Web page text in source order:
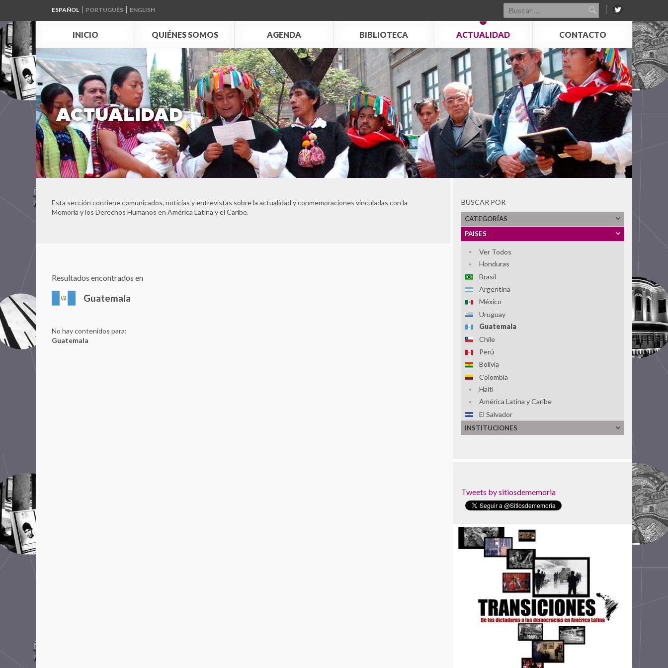
ESPAÑOL ENGLISH
PORTUGUÊS
Buscar
por:
INICIO
QUIÉNES SOMOS AGENDA BIBLIOTECA ACTUALIDAD CONTACTO
ACTUALIDAD
Esta sección contiene comunicados, noticias y entrevistas sobre la actualidad y conmemoraciones vinculadas con la
Memoria y los Derechos Humanos en América Latina y el Caribe.
Resultados encontrados en
Guatemala
No hay contenidos para:
Guatemala
BUSCAR POR
CATEGORÍAS
PAISES
Ver Todos
Honduras
Brasil
Argentina
México
Uruguay
Guatemala
Chile
Perú
Bolivia
Colombia
Haití
América Latina y Caribe
El Salvador
Paraguay
INSTITUCIONES
Tweets by sitiosdememoria